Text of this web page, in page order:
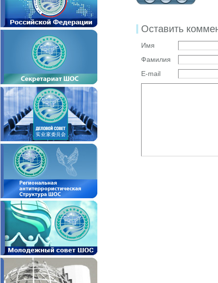
Оставить
Имя
Фамилия
E-mail